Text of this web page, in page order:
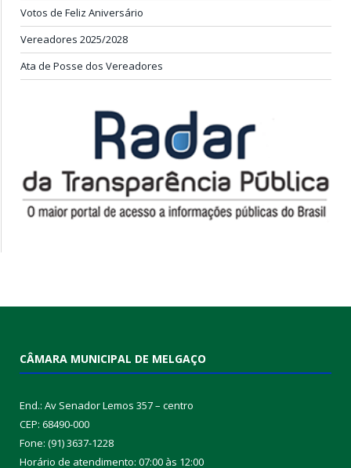
Votos de Feliz Aniversário
Vereadores 2025/2028
Ata de Posse dos Vereadores
CÂMARA MUNICIPAL DE MELGAÇO
End.: Av Senador Lemos 357 – centro
CEP: 68490-000
Fone: (91) 3637-1228
Horário de atendimento: 07:00 às 12:00